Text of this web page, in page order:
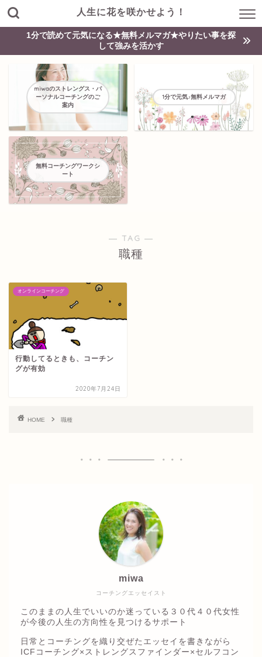
人生に花を咲かせよう！
1分で読めて元気になる★無料メルマガ★やりたい事を探
して強みを活かす
miwaのストレングス・パ
ーソナルコーチングのご
案内
1分で元気♪無料メルマガ
無料コーチングワークシ
ート
― TAG ―
職種
オンラインコーチング
行動してるときも、コーチン
グが有効
2020年7月24日
HOME 職種
コーチングエッセイスト
miwa
このままの人生でいいのか迷っている３０代４０代女性
が今後の人生の方向性を見つけるサポート
日常とコーチングを織り交ぜたエッセイを書きながら
ICFコーチング×ストレングスファインダー×セルフコン